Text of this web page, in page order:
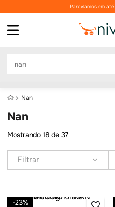
Parcelamos em até
Nan
Nan
Mostrando 18 de 37
Filtrar
-23%